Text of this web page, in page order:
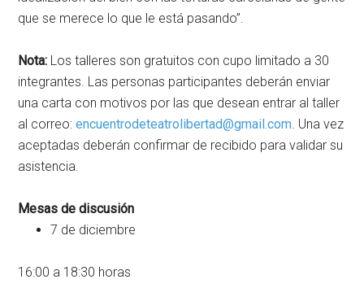
que se merece lo que le está pasando”.
Nota: Los talleres son gratuitos con cupo limitado a 30
integrantes. Las personas participantes deberán enviar
una carta con motivos por las que desean entrar al taller
al correo:encuentrodeteatrolibertad@gmail.com. Una vez
aceptadas deberán confirmar de recibido para validar su
asistencia.
Mesas de discusión
7 de diciembre
16:00 a 18:30 horas